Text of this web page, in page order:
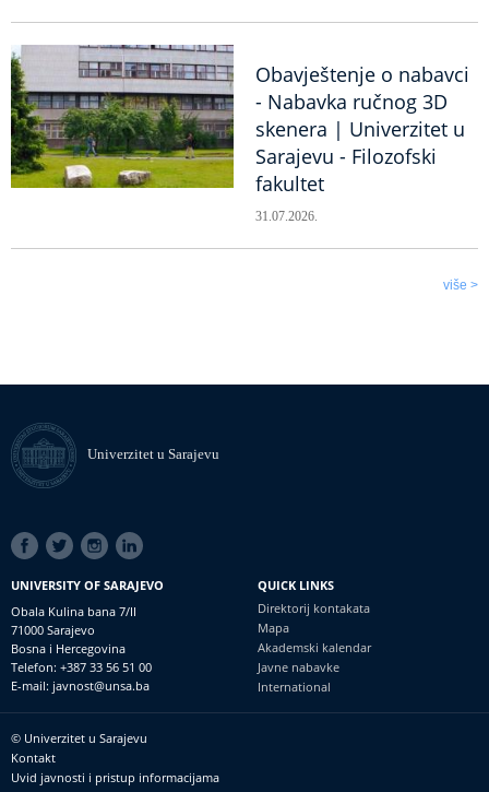
Obavještenje o nabavci
- Nabavka ručnog 3D
skenera | Univerzitet u
Sarajevu - Filozofski
fakultet
31.07.2026.
više >
Univerzitet u Sarajevu
SOCIAL
LINKS
UNIVERSITY OF SARAJEVO
Obala Kulina bana 7/II
71000 Sarajevo
Bosna i Hercegovina
Telefon: +387 33 56 51 00
E-mail: javnost@unsa.ba
QUICK LINKS
Direktorij kontakata
Mapa
Akademski kalendar
Javne nabavke
International
Footer
meni
© Univerzitet u Sarajevu
Kontakt
Uvid javnosti i pristup informacijama